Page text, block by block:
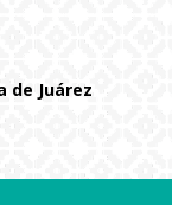
de Juárez